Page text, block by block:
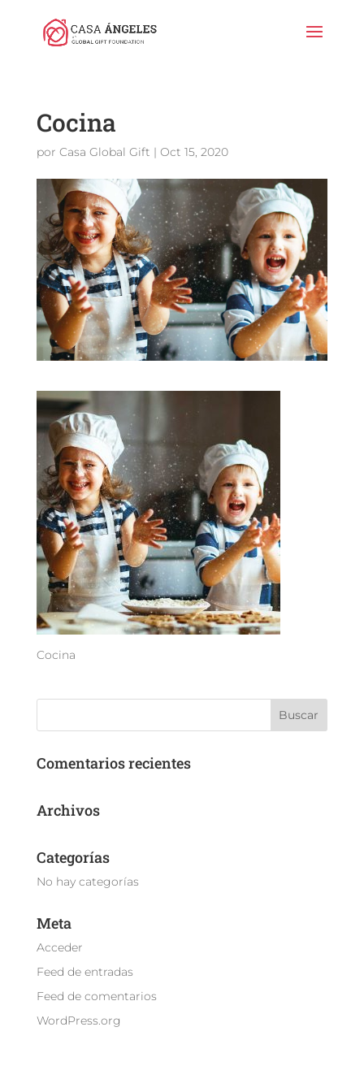
Cocina
por Casa Global Gift | Oct 15, 2020
Cocina
Comentarios recientes
Archivos
Categorías
No hay categorías
Meta
Acceder
Feed de entradas
Feed de comentarios
WordPress.org